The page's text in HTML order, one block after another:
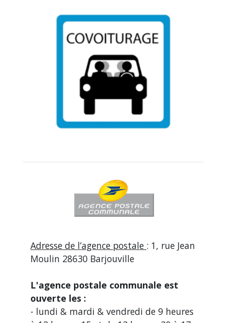
Adresse de l’agence postale : 1, rue Jean
Moulin 28630 Barjouville
L'agence postale communale est
ouverte les :
- lundi & mardi & vendredi de 9 heures